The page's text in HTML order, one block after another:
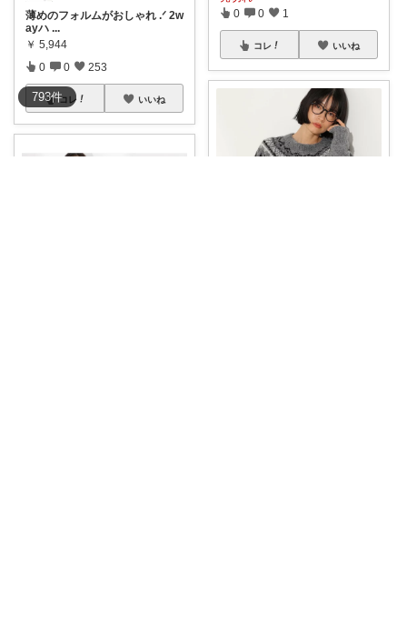
793件
薄めのフォルムがおしゃれ .ᐟ 2w
ayハ ...
￥ 5,944
0 0 253
コレ いいね
0 0 1
コレ いいね